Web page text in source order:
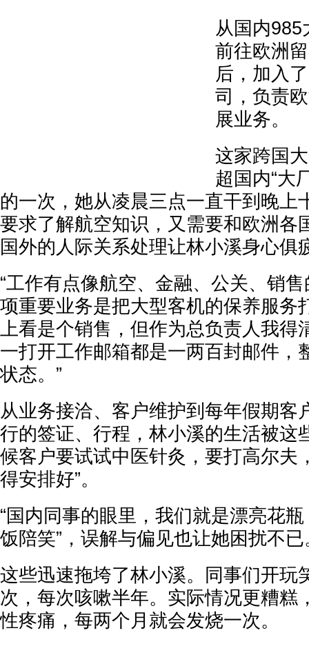
从国内985
前往欧洲
后，加入
司，负责
展业务。
这家跨国
超国内“大
的一次，她从凌晨三点一直干到晚上
要求了解航空知识，又需要和欧洲各
国外的人际关系处理让林小溪身心俱
“工作有点像航空、金融、公关、销
项重要业务是把大型客机的保养服务
上看是个销售，但作为总负责人我得
一打开工作邮箱都是一两百封邮件，
状态。”
从业务接洽、客户维护到每年假期客
行的签证、行程，林小溪的生活被这
候客户要试试中医针灸，要打高尔夫
得安排好”。
“国内同事的眼里，我们就是漂亮花
饭陪笑”，误解与偏见也让她困扰不已
这些迅速拖垮了林小溪。同事们开玩
次，每次咳嗽半年。实际情况更糟糕
性疼痛，每两个月就会发烧一次。